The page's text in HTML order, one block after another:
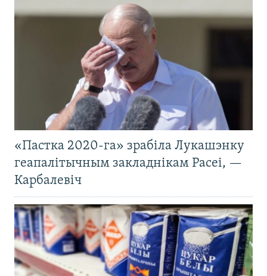
«Пастка 2020-га» зрабіла Лукашэнку
геапалітычным закладнікам Расеі, —
Карбалевіч